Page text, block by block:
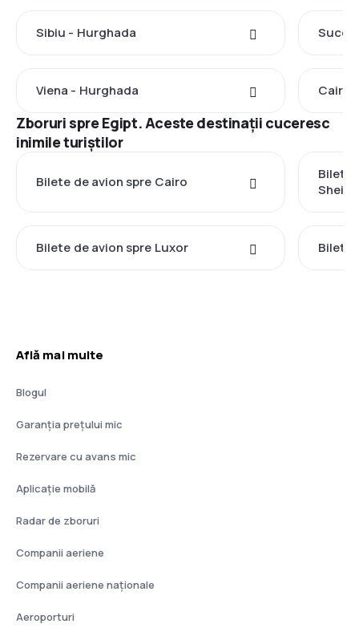
Sibiu - Hurghada
Viena - Hurghada Cairo
Zboruri spre Egipt. Aceste destinații cuceresc
inimile turiștilor
Bilete de avion spre Cairo
Bilete
Sheikh
Bilete de avion spre Luxor Bilete
Află mai multe
Blogul
Garanția prețului mic
Rezervare cu avans mic
Aplicație mobilă
Radar de zboruri
Companii aeriene
Companii aeriene naţionale
Aeroporturi